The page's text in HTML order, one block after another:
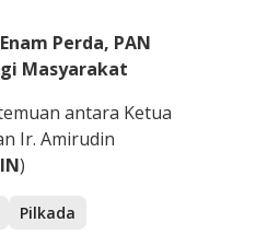
Perda, PAN
Masyarakat
antara Ketua
Ir. Amirudin
)
Pilkada